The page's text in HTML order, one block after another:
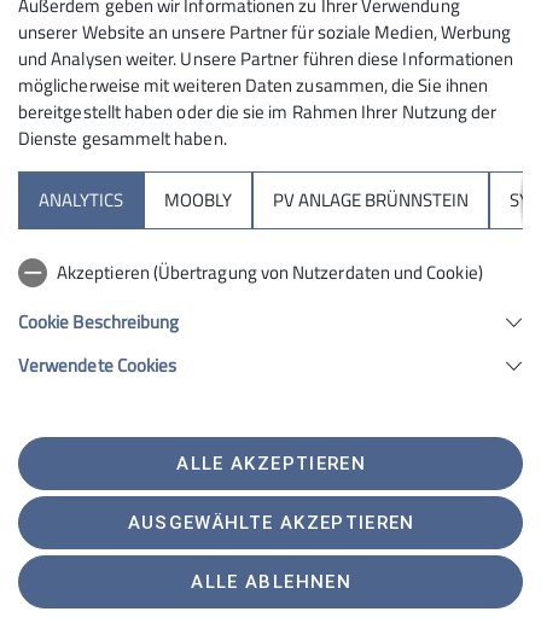
Der Nachwuchs schläft nicht – auch nicht im
Rock&Bloc-Team IIEin schönes und erfolgreiches
Trainingsjahr neigt sich dem Ende zu. Nach den
Sommerferien hat es einige Umstrukturierungen in
der Teamkonstellation gege­ben. Im Team 2 durften wir
einige Neuzugänge willkommen heißen, die aus einem
anderen R&B-Team zu uns gewechselt sind. Der
Neuzugang hat sich sehr schnell eingegliedert und ist
mit Spaß und Freude im Training dabei.
unserer Website an unsere Partner für soziale Medien, Werbung
und Analysen weiter. Unsere Partner führen diese Informationen
möglicherweise mit weiteren Daten zusammen, die Sie ihnen
bereitgestellt haben oder die sie im Rahmen Ihrer Nutzung der
Dienste gesammelt haben.
ANALYTICS MOOBLY PV ANLAGE BRÜNNSTEIN
Akzeptieren (Übertragung von Nutzerdaten und Cookie)
Cookie Beschreibung
Verwendete Cookies
ALLE AKZEPTIEREN
AUSGEWÄHLTE AKZEPTIEREN
ALLE ABLEHNEN